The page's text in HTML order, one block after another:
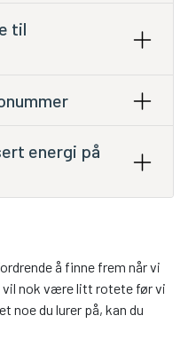
til
energi på
å finne frem når vi
vil nok være litt rotete før vi
noe du lurer på, kan du